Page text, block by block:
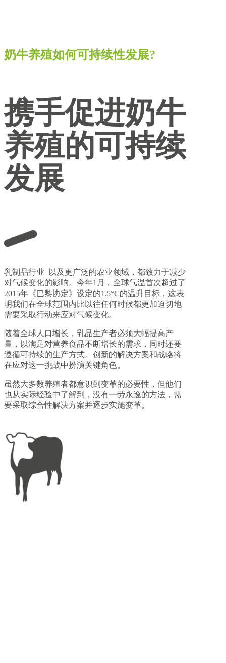
奶牛养殖如何可持续性发展?
携手促进奶牛
养殖的可持续
发展
乳制品行业–以及更广泛的农业领域，都致力于减少
对气候变化的影响。今年1月，全球气温首次超过了
2015年《巴黎协定》设定的1.5°C的温升目标，这表
明我们在全球范围内比以往任何时候都更加迫切地
需要采取行动来应对气候变化。
随着全球人口增长，乳品生产者必须大幅提高产
量，以满足对营养食品不断增长的需求，同时还要
遵循可持续的生产方式。创新的解决方案和战略将
在应对这一挑战中扮演关键角色。
虽然大多数养殖者都意识到变革的必要性，但他们
也从实际经验中了解到，没有一劳永逸的方法，需
要采取综合性解决方案并逐步实施变革。